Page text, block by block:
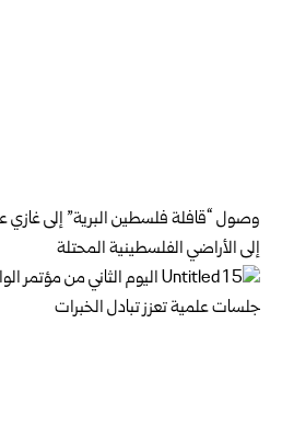
وصول “قافلة فلسطين البرية” إلى غازي
إلى الأراضي الفلسطينية المحتلة